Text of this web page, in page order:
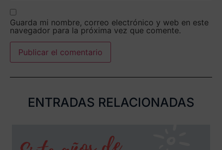
Guarda mi nombre, correo electrónico y web en este
navegador para la próxima vez que comente.
ENTRADAS RELACIONADAS